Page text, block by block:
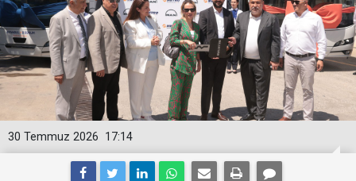
17:14
30 Temmuz 2026